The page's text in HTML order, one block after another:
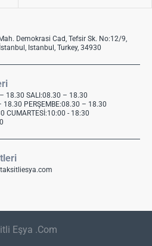
Demokrasi Cad, Tefsir Sk. No:12/9,
Istanbul, Turkey, 34930
18.30 SALI:08.30 – 18.30
18.30 PERŞEMBE:08.30 – 18.30
CUMARTESİ:10:00 - 18:30
Eşya .Com